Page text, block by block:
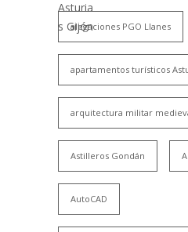
alegaciones PGO Llanes
apartamentos turísticos
arquitectura militar
Astilleros Gondán
AutoCAD